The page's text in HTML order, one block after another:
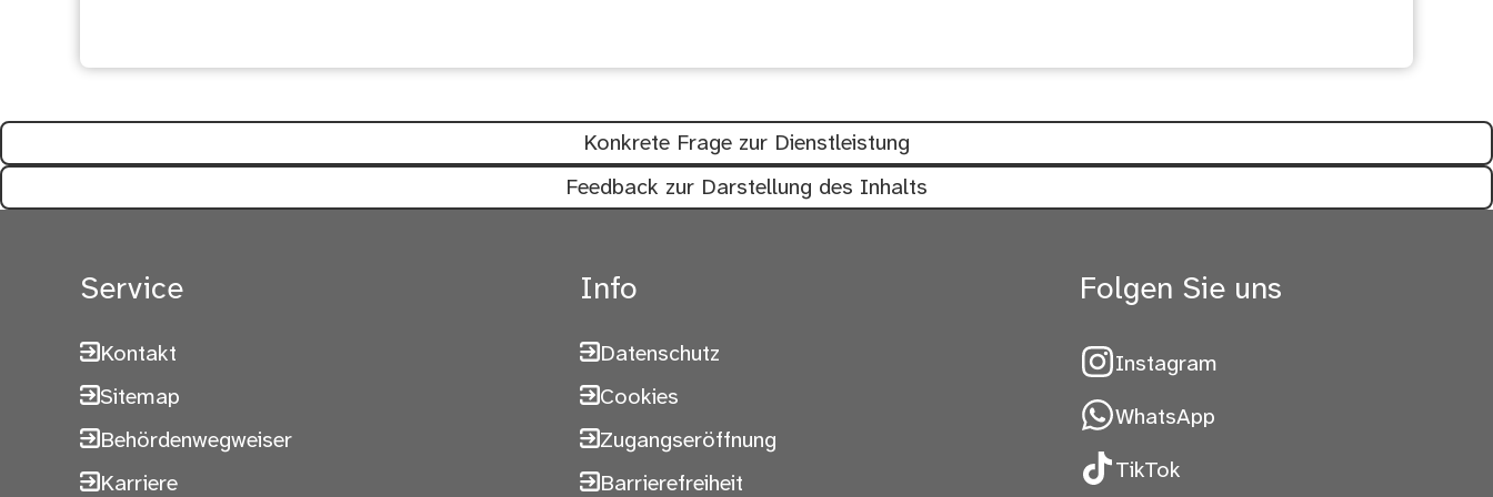
Konkrete Frage zur Dienstleistung
Feedback zur Darstellung des Inhalts
Service
Kontakt
Sitemap
Behördenwegweiser
Karriere
Info
Datenschutz
Cookies
Zugangseröffnung
Barrierefreiheit
Folgen Sie uns
Instagram
WhatsApp
TikTok